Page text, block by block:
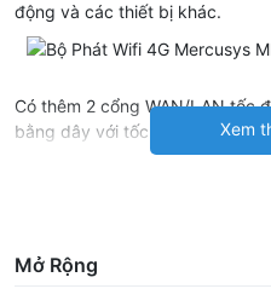
động và các thiết bị khác.
Có thêm 2 cổng WAN/LAN tốc
bằng dây với tốc độ nhanh
4G đạt được tại khu vực sử
Mở Rộng